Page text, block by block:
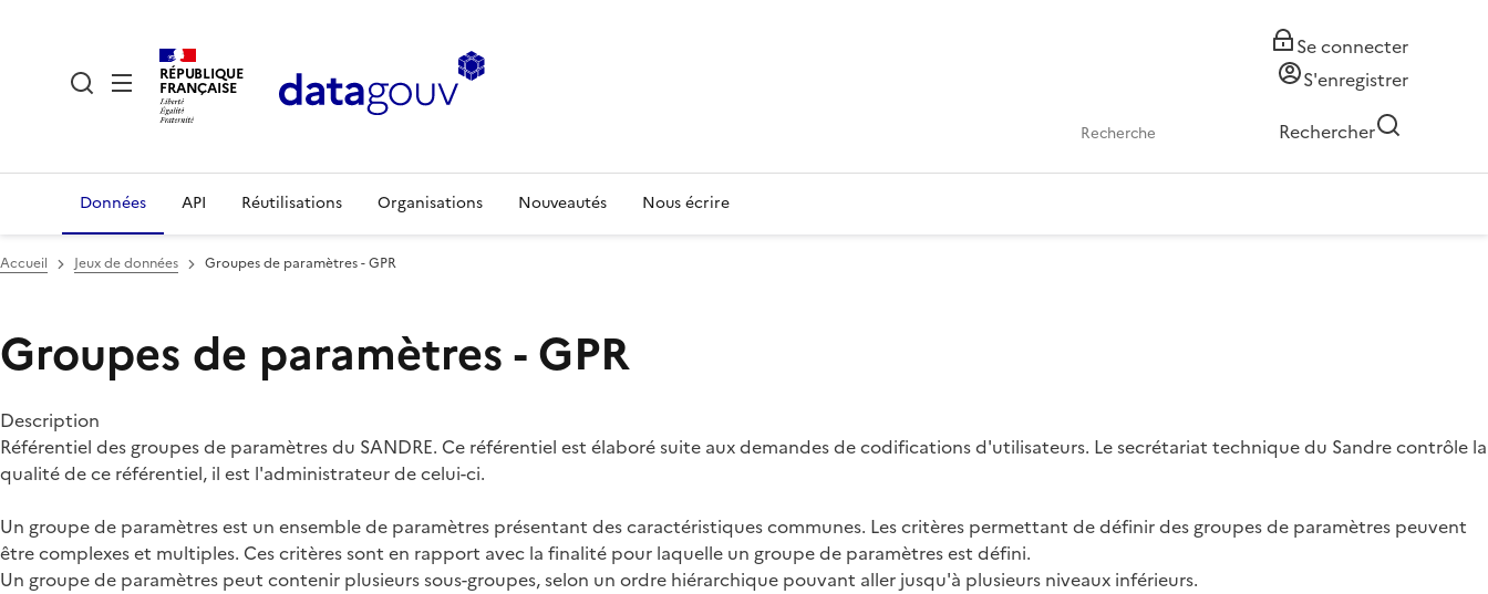
RÉPUBLIQUE
FRANÇAISE
Se connecter
S'enregistrer
Rechercher
Données API Réutilisations Organisations Nouveautés Nous écrire
Accueil Jeux de données Groupes de paramètres - GPR
Groupes de paramètres - GPR
Description
Référentiel des groupes de paramètres du SANDRE. Ce référentiel est élaboré suite aux demandes de codifications d'utilisateurs. Le secrétariat technique du Sandre contrôle la
qualité de ce référentiel, il est l'administrateur de celui-ci.
Un groupe de paramètres est un ensemble de paramètres présentant des caractéristiques communes. Les critères permettant de définir des groupes de paramètres peuvent
être complexes et multiples. Ces critères sont en rapport avec la finalité pour laquelle un groupe de paramètres est défini.
Un groupe de paramètres peut contenir plusieurs sous-groupes, selon un ordre hiérarchique pouvant aller jusqu'à plusieurs niveaux inférieurs.